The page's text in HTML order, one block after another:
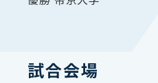
試合会場